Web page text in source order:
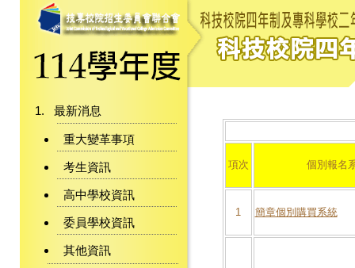
最新消息
重大變革事項
考生資訊
高中學校資訊
委員學校資訊
其他資訊
項次 個別報名
1 簡章個別購買系統